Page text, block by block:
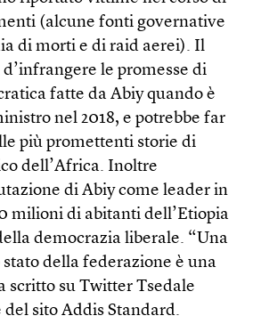
(alcune fonti governative
di morti e di raid aerei). Il
le promesse di
fatte da Abiy quando è
nel 2018, e potrebbe far
più promettenti storie di
dell’Africa. Inoltre
di Abiy come leader in
milioni di abitanti dell’Etiopia
democrazia liberale. “Una
della federazione è una
scritto su Twitter Tsedale
sito Addis Standard.